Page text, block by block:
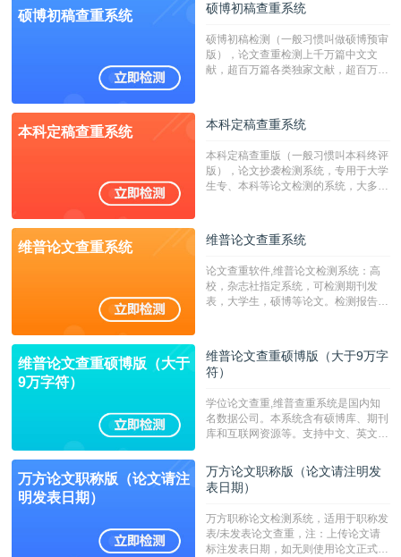
硕博初稿查重系统 硕博初稿查重系统
硕博初稿检测（一般习惯叫做硕博预审
版），论文查重检测上千万篇中文文
献，超百万篇各类独家文献，超百万港
校用来检测硕博论文的系统，检测范围
广，数据来源真实，检测算法合理!本
字符数30万）
本科定稿查重系统 本科定稿查重系统
本科定稿查重版（一般习惯叫本科终评
版），论文抄袭检测系统，专用于大学
生专、本科等论文检测的系统，大多数
维普论文查重系统 维普论文查重系统
论文查重软件,维普论文检测系统：高
校，杂志社指定系统，可检测期刊发
表，大学生，硕博等论文。检测报告支
维普论文查重硕博版（大于
9万字符）
维普论文查重硕博版（大于9万字
符）
学位论文查重,维普查重系统是国内知
名数据公司。本系统含有硕博库、期刊
库和互联网资源等。支持中文、英文、
定院校！！！
万方论文职称版（论文请注
明发表日期）
万方论文职称版（论文请注明发
表日期）
万方职称论文检测系统，适用于职称发
表/未发表论文查重，注：上传论文请
标注发表日期，如无则使用论文正式发